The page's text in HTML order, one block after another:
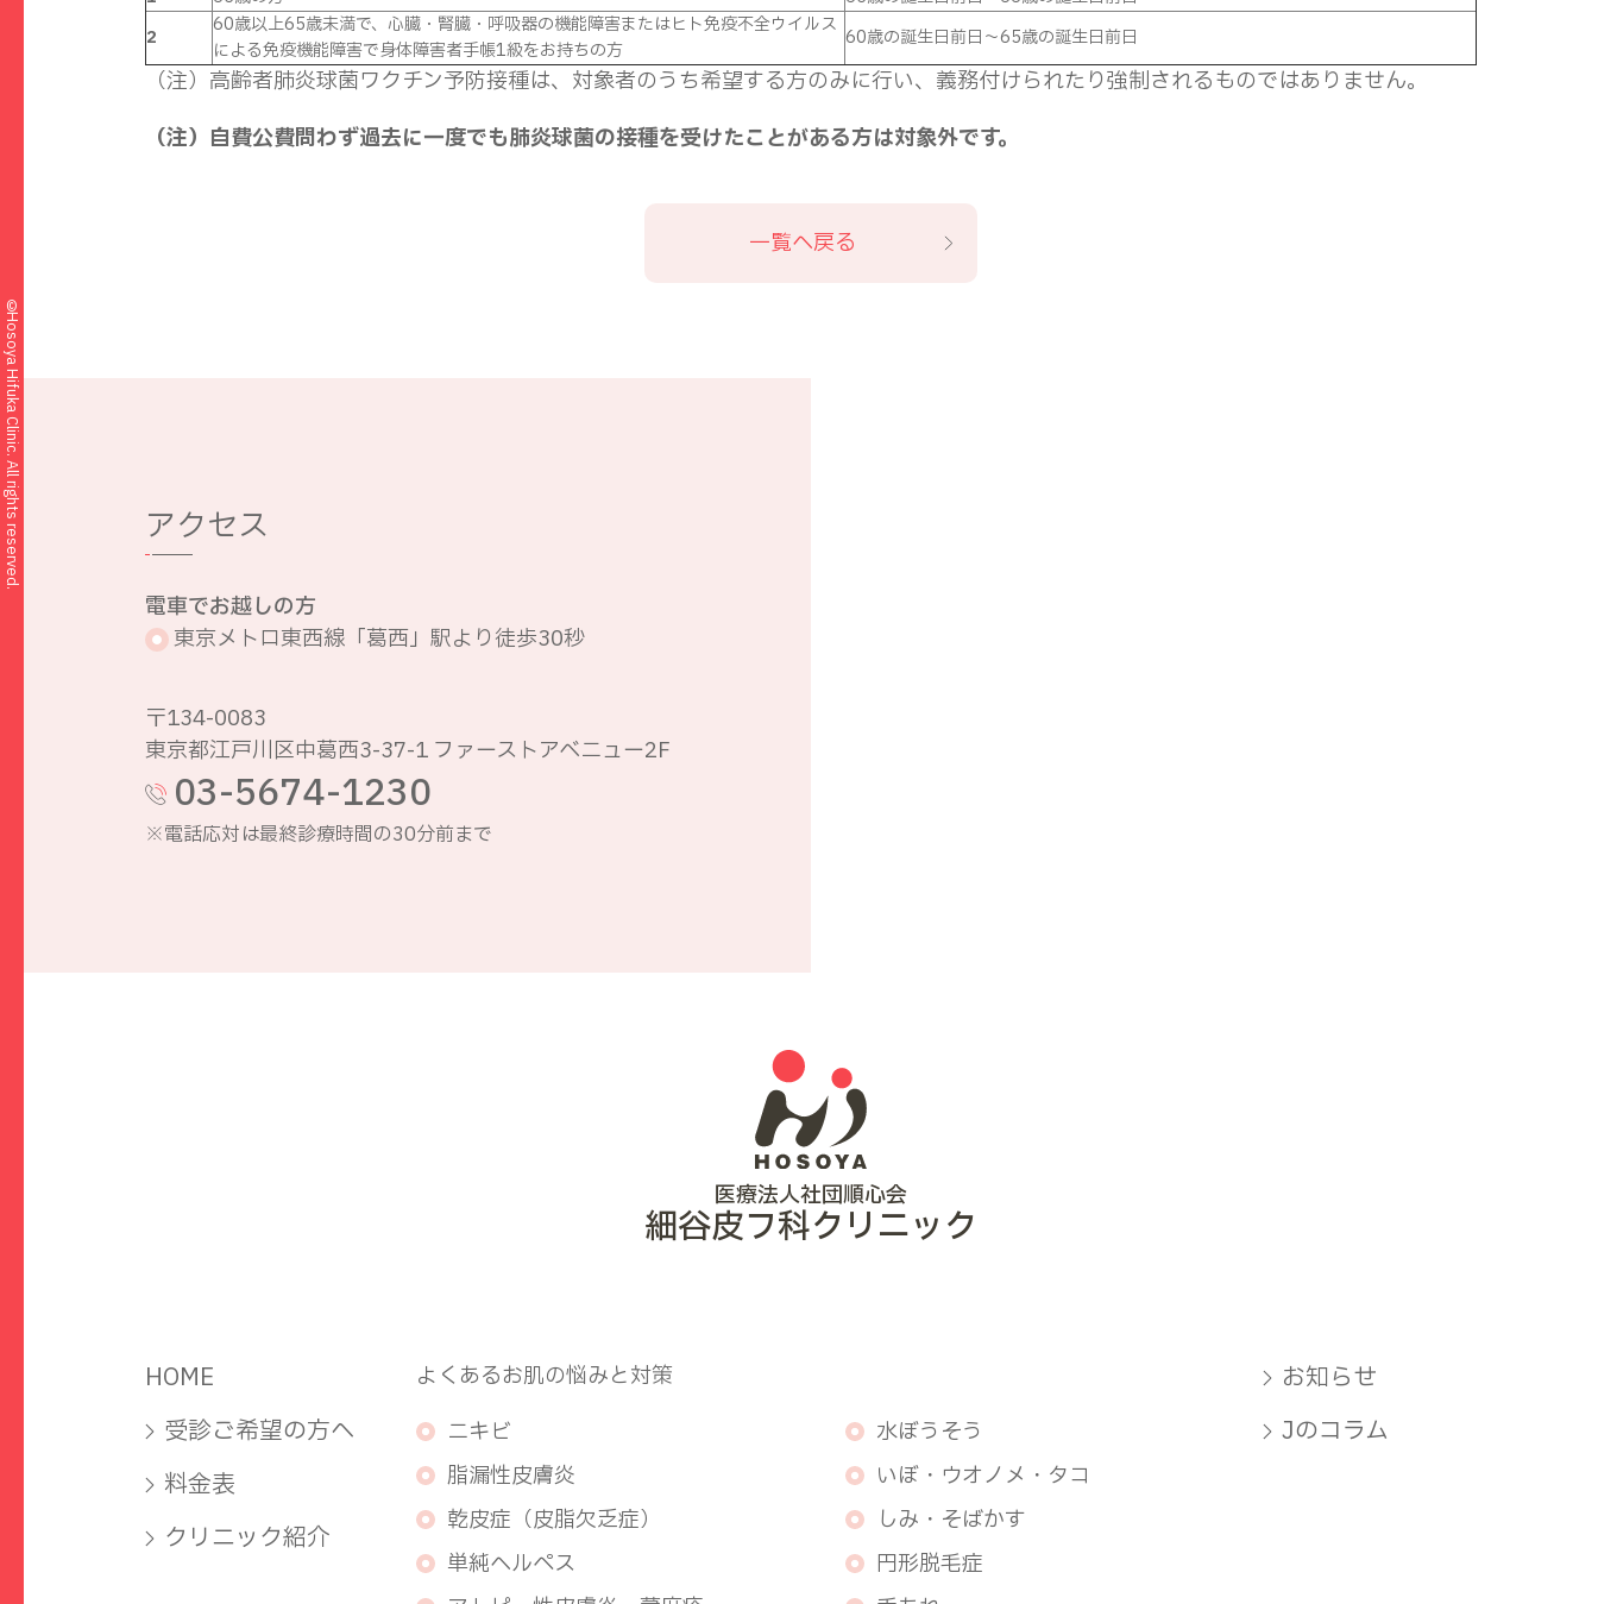
2
60歳以上65歳未満で、心臓・腎臓・呼吸器の機能障害またはヒト免疫不全ウイルス
による免疫機能障害で身体障害者手帳1級をお持ちの方
60歳の誕生日前日～65歳の誕生日前日
（注）高齢者肺炎球菌ワクチン予防接種は、対象者のうち希望する方のみに行い、義務付けられたり強制されるものではありません。
（注）自費公費問わず過去に一度でも肺炎球菌の接種を受けたことがある方は対象外です。
一覧へ戻る
アクセス
電車でお越しの方
東京メトロ東西線「葛西」駅より徒歩30秒
〒134-0083
東京都江戸川区中葛西3-37-1 ファーストアベニュー2F
03-5674-1230
※電話応対は最終診療時間の30分前まで
医療法人社団順心会
細谷皮フ科クリニック
HOME
受診ご希望の方へ
料金表
クリニック紹介
よくあるお肌の悩みと対策
ニキビ
脂漏性皮膚炎
乾皮症（皮脂欠乏症）
単純ヘルペス
水ぼうそう
いぼ・ウオノメ・タコ
しみ・そばかす
円形脱毛症
お知らせ
Jのコラム
©Hosoya Hifuka Clinic. All rights reserved.